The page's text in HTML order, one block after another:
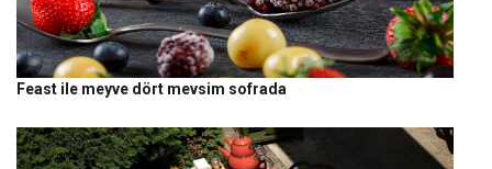
Feast ile meyve dört mevsim sofrada